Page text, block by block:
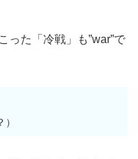
った「冷戦」も”war”で